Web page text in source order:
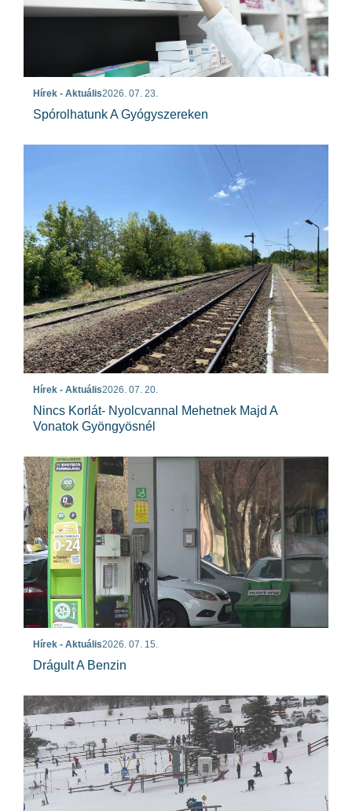
Hírek - Aktuális2026. 07. 23.
Spórolhatunk A Gyógyszereken
Hírek - Aktuális2026. 07. 20.
Nincs Korlát- Nyolcvannal Mehetnek Majd A
Vonatok Gyöngyösnél
Hírek - Aktuális2026. 07. 15.
Drágult A Benzin